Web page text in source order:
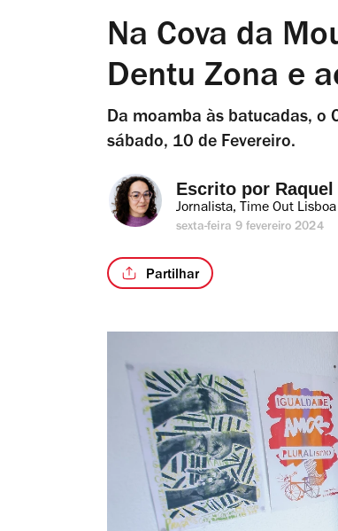
Na Cova da
Dentu Zona e
Da moamba às batucadas, o
sábado, 10 de Fevereiro.
Escrito por
Jornalista, Time Out Lisboa
sexta-feira 9 fevereiro 2024
Partilhar